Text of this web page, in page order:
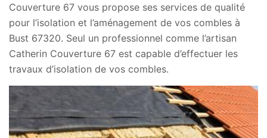
Couverture 67 vous propose ses services de qualité
pour l’isolation et l’aménagement de vos combles à
Bust 67320. Seul un professionnel comme l’artisan
Catherin Couverture 67 est capable d’effectuer les
travaux d’isolation de vos combles.